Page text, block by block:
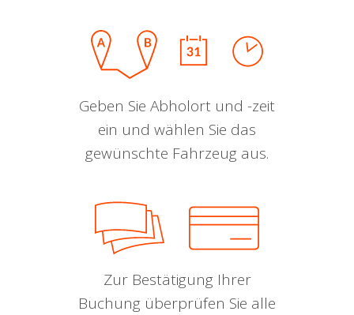
Geben Sie Abholort und -zeit
ein und wählen Sie das
gewünschte Fahrzeug aus.
Zur Bestätigung Ihrer
Buchung überprüfen Sie alle